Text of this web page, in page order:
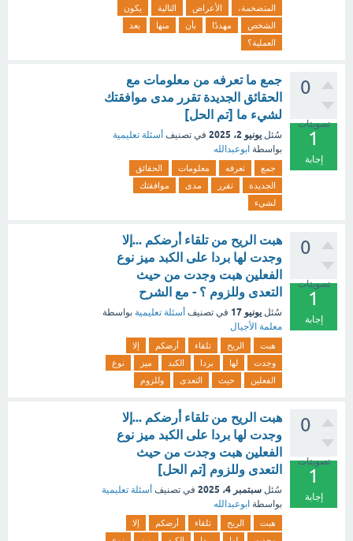
المتضخمة،
الأعراض التالية
يكون
الشخص
مهددًا بأن منها
بعد
العملية؟
0
تصويتات
1
إجابة
‏جمع ما تعرفه من معلومات مع
الحقائق الجديدة تقرر مدى موافقتك
لشيء ما [تم الحل]
سُئل يونيو 2، 2025 في تصنيف أسئلة تعليمية
بواسطة ابوعبدالله
جمع تعرفه معلومات
الحقائق
الجديدة
تقرر مدى
موافقتك
لشيء
0
تصويتات
1
إجابة
هبت الريح من تلقاء أرضكم ...إلا
وجدت لها بردا على الكبد ميز نوع
الفعلين هبت وجدت من حيث
التعدى وللزوم ؟ - مع الشرح
سُئل يونيو 17 في تصنيف أسئلة تعليمية بواسطة
معلمة الأجيال
هبت الريح تلقاء أرضكم
إلا
وجدت
لها بردا الكبد ميز
نوع
الفعلين
حيث التعدى وللزوم
0
تصويتات
1
إجابة
هبت الريح من تلقاء أرضكم ...إلا
وجدت لها بردا على الكبد ميز نوع
الفعلين هبت وجدت من حيث
التعدى وللزوم [تم الحل]
سُئل سبتمبر 4، 2025 في تصنيف أسئلة تعليمية
بواسطة ابوعبدالله
هبت الريح تلقاء أرضكم
إلا